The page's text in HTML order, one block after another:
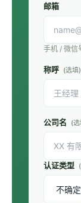
邮箱
手机 / 微信
称呼 (选填)
公司名 (
认证类型